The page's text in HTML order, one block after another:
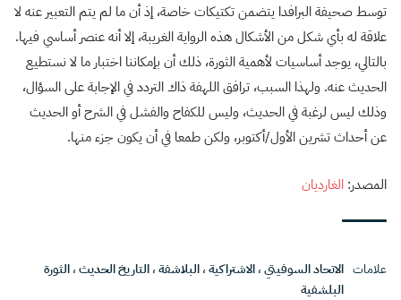
توسط صحيفة البرافدا يتضمن تكتيكات خاصة، إذ أن ما لم يتم التعبير عنه لا
علاقة له بأي شكل من الأشكال هذه الرواية الغريبة، إلا أنه عنصر أساسي فيها.
بالتالي، يوجد أساسيات لأهمية الثورة، ذلك أن بإمكاننا اختبار ما لا نستطيع
الحديث عنه. ولهذا السبب، ترافق اللهفة ذاك التردد في الإجابة على السؤال،
وذلك ليس لرغبة في الحديث، وليس للكفاح والفشل في الشرح أو الحديث
عن أحداث تشرين الأول/أكتوبر، ولكن طمعا في أن يكون جزء منها.
المصدر: الغارديان
علامات الاتحاد السوفيتي،الاشتراكية،البلاشفة،التاريخ الحديث،الثورة
البلشفية